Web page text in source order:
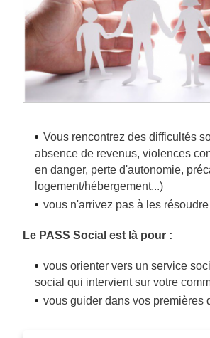
Vous rencontrez des difficultés
absence de revenus, violences
en danger, perte d'autonomie,
logement/hébergement...)
vous n'arrivez pas à les résoudre
Le PASS Social est là pour :
vous orienter vers un service
social qui intervient sur votre
vous guider dans vos premières